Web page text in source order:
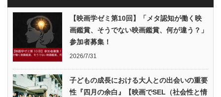
【映画学ゼミ第10回】「メタ認知が働く映
画鑑賞、そうでない映画鑑賞、何が違う？」
参加者募集！
2026/7/31
子どもの成長における大人との出会いの重要
性『四月の余白』【映画でSEL（社会性と情